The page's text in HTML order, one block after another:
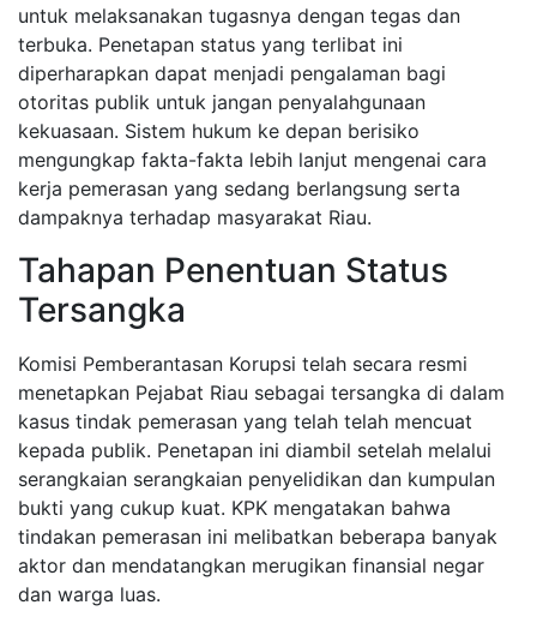
untuk melaksanakan tugasnya dengan tegas dan
terbuka. Penetapan status yang terlibat ini
diperharapkan dapat menjadi pengalaman bagi
otoritas publik untuk jangan penyalahgunaan
kekuasaan. Sistem hukum ke depan berisiko
mengungkap fakta-fakta lebih lanjut mengenai cara
kerja pemerasan yang sedang berlangsung serta
dampaknya terhadap masyarakat Riau.
Tahapan Penentuan Status
Tersangka
Komisi Pemberantasan Korupsi telah secara resmi
menetapkan Pejabat Riau sebagai tersangka di dalam
kasus tindak pemerasan yang telah telah mencuat
kepada publik. Penetapan ini diambil setelah melalui
serangkaian serangkaian penyelidikan dan kumpulan
bukti yang cukup kuat. KPK mengatakan bahwa
tindakan pemerasan ini melibatkan beberapa banyak
aktor dan mendatangkan merugikan finansial negar
dan warga luas.